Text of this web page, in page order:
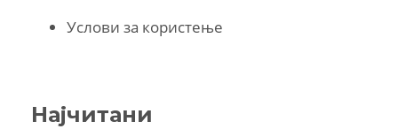
Услови за користење
Најчитани